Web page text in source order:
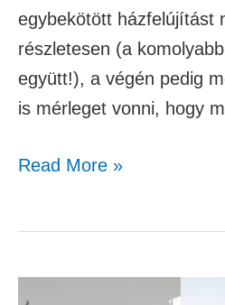
egybekötött házfelújítást
részletesen (a
együtt!), a végén pedig
is mérleget vonni, hogy
Read More »